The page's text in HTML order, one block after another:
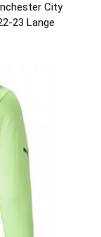
City
23 Lange